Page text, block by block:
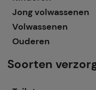
Jong volwassenen
Volwassenen
Ouderen
Soorten